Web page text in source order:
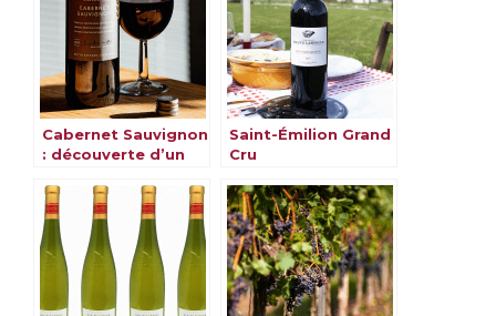
Cabernet Sauvignon
: découverte d’un
emblématique
Saint-Émilion Grand
Cru